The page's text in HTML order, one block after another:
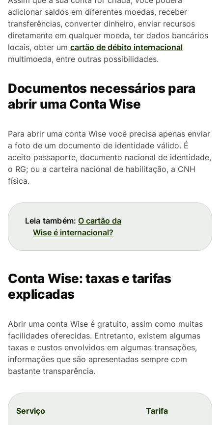
adicionar saldos em diferentes moedas, receber
transferências, converter dinheiro, enviar recursos
diretamente em qualquer moeda, ter dados bancários
locais, obter um cartão de débito internacional
multimoeda, entre outras possibilidades.
Documentos necessários para
abrir uma Conta Wise
Para abrir uma conta Wise você precisa apenas enviar
a foto de um documento de identidade válido. É
aceito passaporte, documento nacional de identidade,
o RG; ou a carteira nacional de habilitação, a CNH
física.
Leia também: O cartão da
Wise é internacional?
Conta Wise: taxas e tarifas
explicadas
Abrir uma conta Wise é gratuito, assim como muitas
facilidades oferecidas. Entretanto, existem algumas
taxas e custos envolvidos em algumas transações,
informações que são apresentadas sempre com
bastante transparência.
Serviço Tarifa